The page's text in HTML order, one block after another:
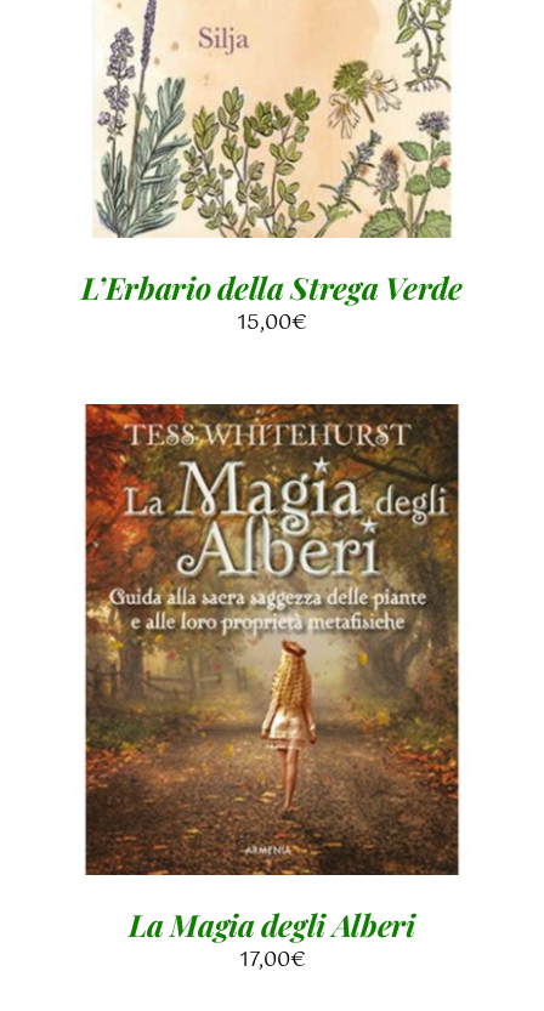
AGGIUNGI AL CARRELLO DETTAGLI
L’Erbario della Strega Verde
15,00€
AGGIUNGI AL CARRELLO / DETTAGLI
La Magia degli Alberi
17,00€